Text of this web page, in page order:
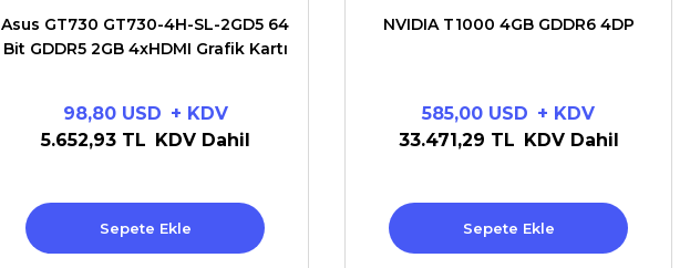
Asus GT730 GT730-4H-SL-2GD5 64
Bit GDDR5 2GB 4xHDMI Grafik Kartı
98,80 USD + KDV
5.652,93 TL KDV Dahil
Sepete Ekle
NVIDIA T1000 4GB GDDR6 4DP
585,00 USD + KDV
33.471,29 TL KDV Dahil
Sepete Ekle